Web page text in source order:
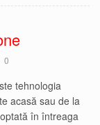
0
tehnologia
acasă sau de la
în întreaga